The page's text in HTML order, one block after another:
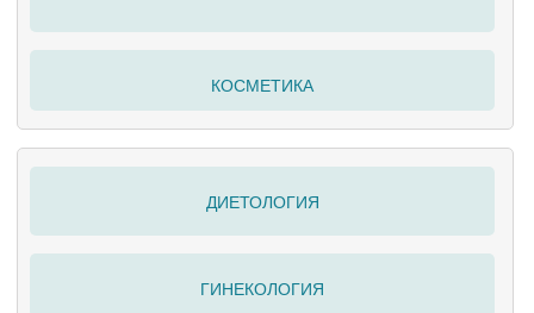
КОСМЕТИКА
ДИЕТОЛОГИЯ
ГИНЕКОЛОГИЯ